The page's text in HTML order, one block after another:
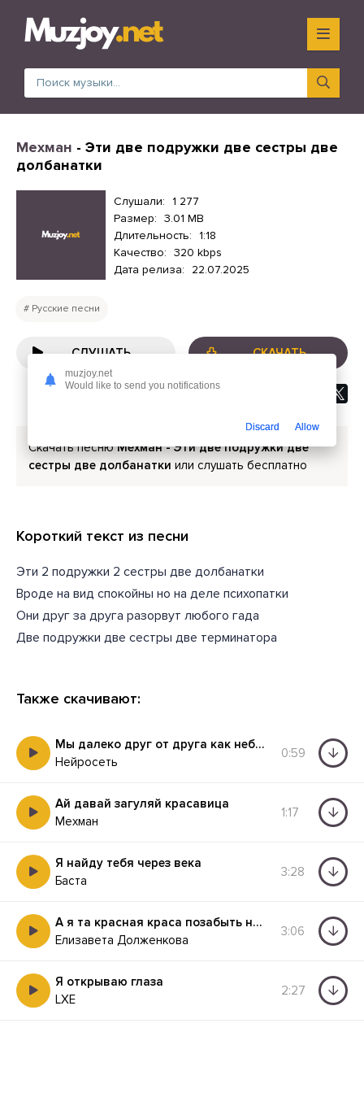
Мехман - Эти две подружки две сестры две
долбанатки
Слушали: 1 277
Размер: 3.01 MB
Длительность: 1:18
Качество: 320 kbps
Дата релиза:
22.07.2025
Русские песни
СЛУШАТЬ СКАЧАТЬ
Скачать песнюМехман - Эти две подружки две
сестры две долбанатки или слушать бесплатно
Короткий текст из песни
Эти 2 подружки 2 сестры две долбанатки
Вроде на вид спокойны но на деле психопатки
Они друг за друга разорвут любого гада
Две подружки две сестры две терминатора
Также скачивают:
Мы далеко друг от друга как небо от земли
Нейросеть
0:59
Ай давай загуляй красавица
Мехман
1:17
Я найду тебя через века
Баста
3:28
А я та красная краса позабыть нельзя
Елизавета Долженкова
3:06
Я открываю глаза
LXE
2:27
muzjoy.net
Would like to send you notifications
Discard Allow